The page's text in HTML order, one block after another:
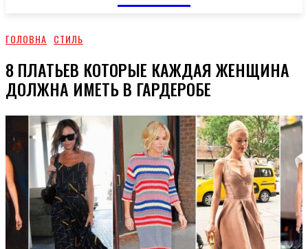
ГОЛОВНА СТИЛЬ
8 ПЛАТЬЕВ КОТОРЫЕ КАЖДАЯ ЖЕНЩИНА
ДОЛЖНА ИМЕТЬ В ГАРДЕРОБЕ